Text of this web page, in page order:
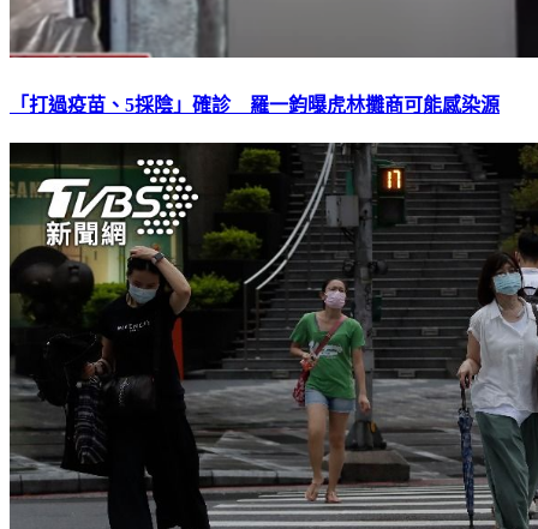
「打過疫苗、5採陰」確診 羅一鈞曝虎林攤商可能感染源